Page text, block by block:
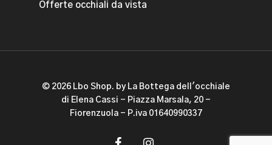
Offerte occhiali da vista
© 2026 Lbo Shop. by La Bottega dell'occhiale
di Elena Cassi - Piazza Marsala, 20 -
Fiorenzuola - P.iva 01640990337